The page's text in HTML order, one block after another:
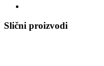
Slični proizvodi